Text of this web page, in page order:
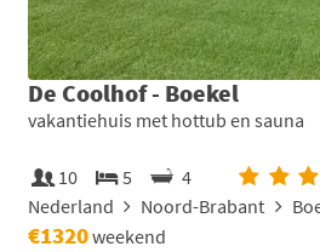
De Coolhof - Boekel
vakantiehuis met hottub en sauna
10 5
4
Nederland
Noord-Brabant
€1320weekend